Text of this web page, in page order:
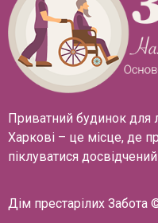
Приватний будинок для
Харкові – це місце, де
піклуватися
Дім престарілих Забота